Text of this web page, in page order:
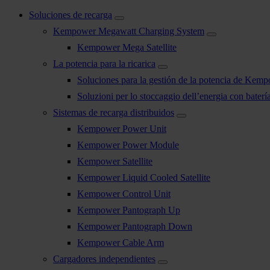
Soluciones de recarga
Kempower Megawatt Charging System
Kempower Mega Satellite
La potencia para la ricarica
Soluciones para la gestión de la potencia de
Soluzioni per lo stoccaggio dell’energia con
Sistemas de recarga distribuidos
Kempower Power Unit
Kempower Power Module
Kempower Satellite
Kempower Liquid Cooled Satellite
Kempower Control Unit
Kempower Pantograph Up
Kempower Pantograph Down
Kempower Cable Arm
Cargadores independientes